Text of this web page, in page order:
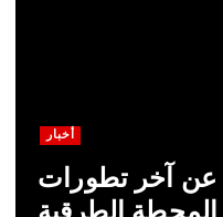
أخبار
عن آخر تطورات